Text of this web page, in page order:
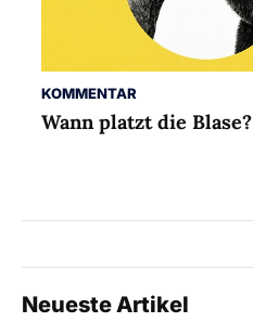
KOMMENTAR
Wann platzt die Blase?
Neueste Artikel